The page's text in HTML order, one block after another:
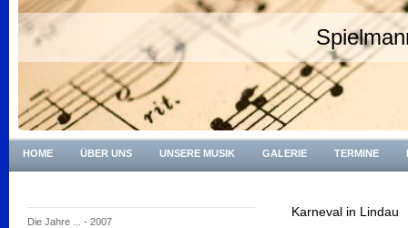
HOME ÜBER UNS UNSERE MUSIK GALERIE TERMINE
Die Jahre ... - 2007
Karneval in Lindau